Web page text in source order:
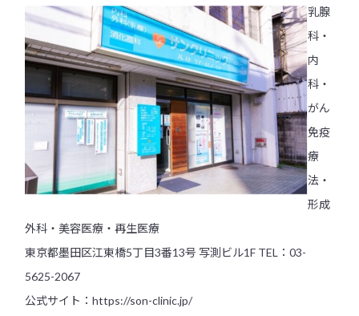
乳腺
科・
内
科・
がん
免疫
療
法・
形成
外科・美容医療・再生医療
東京都墨田区江東橋5丁目3番13号 写測ビル1F TEL：03-
5625-2067
公式サイト：https://son-clinic.jp/